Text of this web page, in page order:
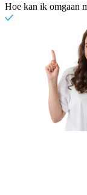
Hoe kan ik omgaan